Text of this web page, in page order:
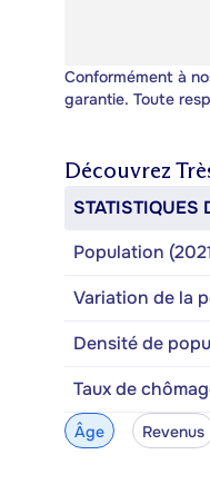
Conformément à
garantie. Toute
Découvrez
STATISTIQUES
Population
Variation de la
Densité de
Taux de
Âge Revenus